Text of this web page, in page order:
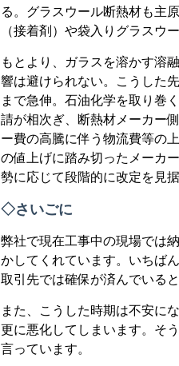
る。グラスウール断熱材も主
（接着剤）や袋入りグラスウ
もとより、ガラスを溶かす溶
響は避けられない。こうした
まで急伸。石油化学を取り巻
請が相次ぎ、断熱材メーカー
ー費の高騰に伴う物流費等の
の値上げに踏み切ったメーカ
勢に応じて段階的に改定を見
◇さいごに
弊社で現在工事中の現場では
かしてくれています。いちば
取引先では確保が済んでいる
また、こうした時期は不安に
更に悪化してしまいます。そ
言っています。